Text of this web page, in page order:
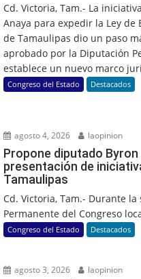
Cd. Victoria, Tam.- La
Anaya para expedir la Ley de
de Tamaulipas dio un paso
aprobado por la Diputación
establece un nuevo marco
Congreso del Estado Destacados
agosto 4, 2026 laopinion
Propone diputado
presentación de
Tamaulipas
Cd. Victoria, Tam.- Durante
Permanente del Congreso
Congreso del Estado Destacados
agosto 3, 2026 laopinion